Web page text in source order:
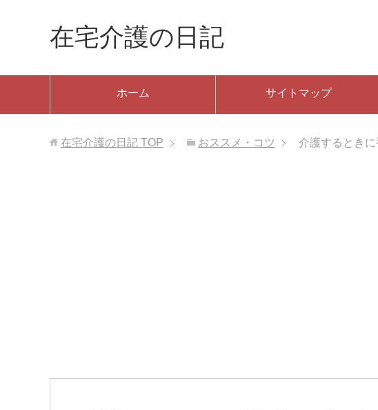
在宅介護の日記
ホーム サイトマップ
在宅介護の日記 TOP おススメ・コツ 介護するとき